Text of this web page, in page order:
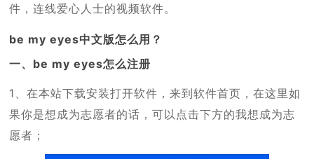
件，连线爱心人士的视频软件。
be my eyes中文版怎么用？
一、be my eyes怎么注册
1、在本站下载安装打开软件，来到软件首页，在这里如
果你是想成为志愿者的话，可以点击下方的我想成为志
愿者；